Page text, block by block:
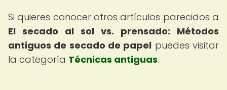
Si quieres conocer otros artículos parecidos a
El secado al sol vs. prensado: Métodos
antiguos de secado de papel puedes visitar
la categoría Técnicas antiguas.